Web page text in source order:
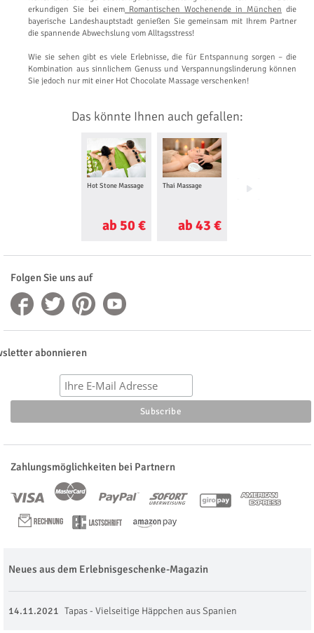
erkundigen Sie bei einem Romantischen Wochenende in München die
bayerische Landeshauptstadt genießen Sie gemeinsam mit Ihrem Partner
die spannende Abwechslung vom Alltagsstress!
Wie sie sehen gibt es viele Erlebnisse, die für Entspannung sorgen – die
Kombination aus sinnlichem Genuss und Verspannungslinderung können
Sie jedoch nur mit einer Hot Chocolate Massage verschenken!
Das könnte Ihnen auch gefallen:
Hot Stone Massage
ab 50 €
Thai Massage
ab 43 €
After Work
Folgen Sie uns auf
abonnieren
Zahlungsmöglichkeiten bei Partnern
Neues aus dem Erlebnisgeschenke-Magazin
14.11.2021 Tapas - Vielseitige Häppchen aus Spanien